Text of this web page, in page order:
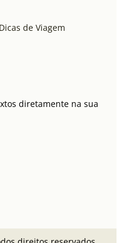
Dicas de Viagem
diretamente na sua